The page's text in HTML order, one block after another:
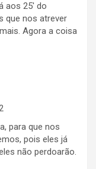
aos 25′ do
que nos atrever
Agora a coisa
para que nos
pois eles já
não perdoarão.